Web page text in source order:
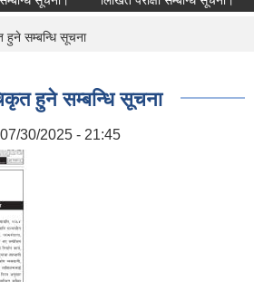
हुने सम्बन्धि सूचना
हुने सम्बन्धि सूचना
30/2025 - 21:45